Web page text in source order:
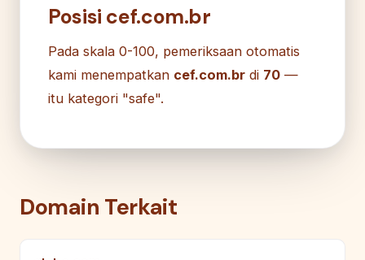
Posisi cef.com.br
Pada skala 0-100, pemeriksaan otomatis
kami menempatkan cef.com.br di 70 —
itu kategori "safe".
Domain Terkait